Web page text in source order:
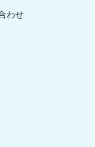
わせ